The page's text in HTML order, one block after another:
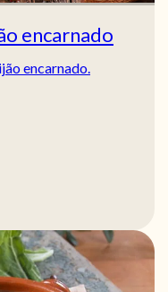
encarnado
encarnado.